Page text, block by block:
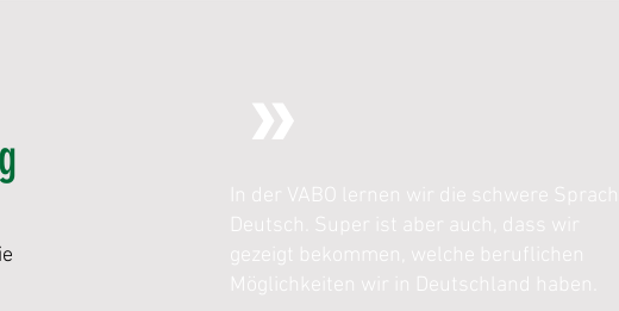
In der VABO lernen wir die schwere Sprache
Deutsch. Super ist aber auch, dass wir
gezeigt bekommen, welche beruflichen
Möglichkeiten wir in Deutschland haben.
»